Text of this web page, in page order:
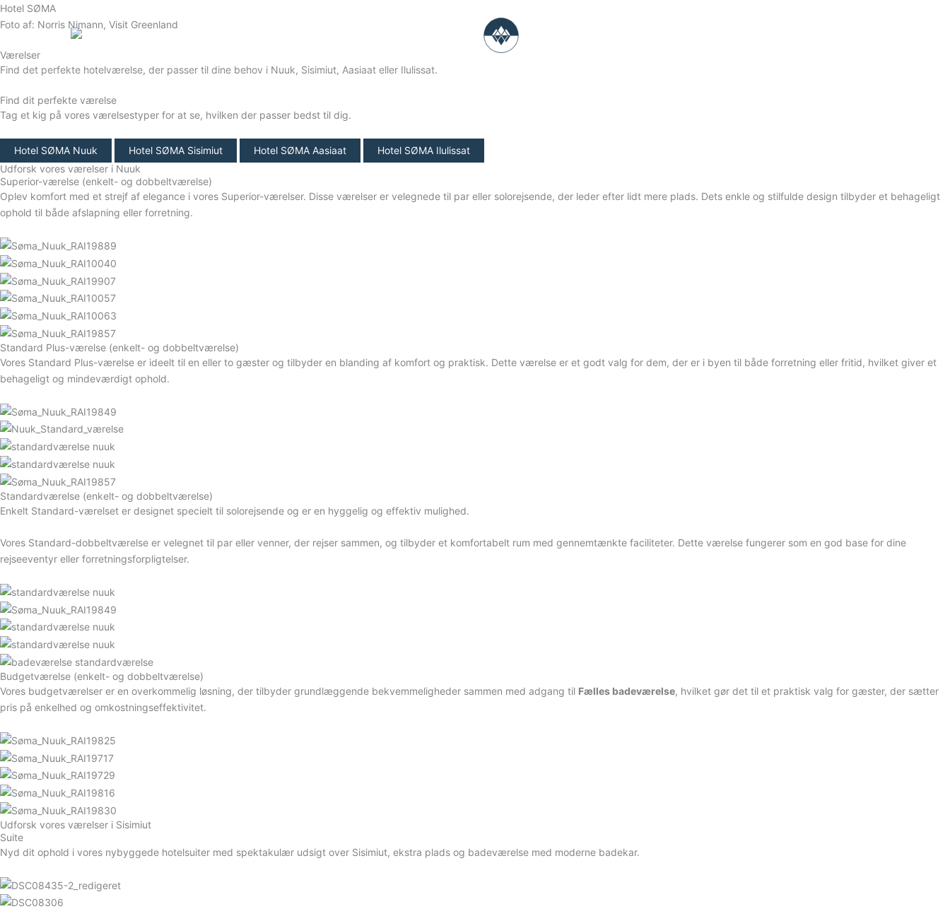
Gå
til
Hotel SØMA
Foto af: Norris Nimann, Visit Greenland
Værelser
Find det perfekte hotelværelse, der passer til dine behov i Nuuk, Sisimiut, Aasiaat eller Ilulissat.
Find dit perfekte værelse
Tag et kig på vores værelsestyper for at se, hvilken der passer bedst til dig.
Hotel SØMA Nuuk Hotel SØMA Sisimiut Hotel SØMA Aasiaat
Hotel SØMA Ilulissat
Udforsk vores værelser i Nuuk
Superior-værelse (enkelt- og dobbeltværelse)
Oplev komfort med et strejf af elegance i vores Superior-værelser. Disse værelser er velegnede til par eller solorejsende, der leder efter lidt mere plads. Dets enkle og stilfulde design tilbyder et behageligt
ophold til både afslapning eller forretning.
Standard Plus-værelse (enkelt- og dobbeltværelse)
Vores Standard Plus-værelse er ideelt til en eller to gæster og tilbyder en blanding af komfort og praktisk. Dette værelse er et godt valg for dem, der er i byen til både forretning eller fritid, hvilket giver et
behageligt og mindeværdigt ophold.
Standardværelse (enkelt- og dobbeltværelse)
Enkelt Standard-værelset er designet specielt til solorejsende og er en hyggelig og effektiv mulighed.
Vores Standard-dobbeltværelse er velegnet til par eller venner, der rejser sammen, og tilbyder et komfortabelt rum med gennemtænkte faciliteter. Dette værelse fungerer som en god base for dine
rejseeventyr eller forretningsforpligtelser.
Budgetværelse (enkelt- og dobbeltværelse)
Vores budgetværelser er en overkommelig løsning, der tilbyder grundlæggende bekvemmeligheder sammen med adgang til Fælles badeværelse, hvilket gør det til et praktisk valg for gæster, der sætter
pris på enkelhed og omkostningseffektivitet.
Udforsk vores værelser i Sisimiut
Suite
Nyd dit ophold i vores nybyggede hotelsuiter med spektakulær udsigt over Sisimiut, ekstra plads og badeværelse med moderne badekar.